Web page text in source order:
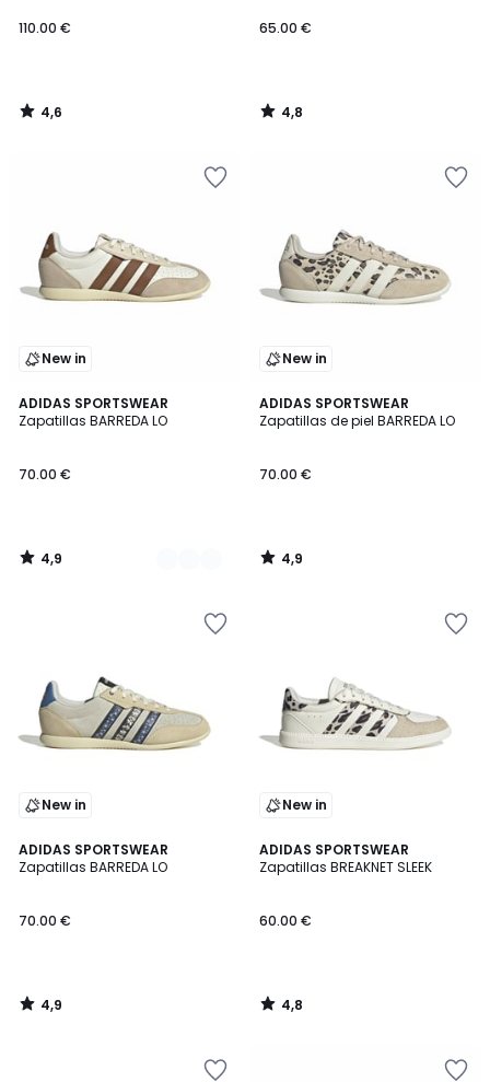
110.00 €
4,6
/
65.00 €
4,8
/
New in
ADIDAS SPORTSWEAR
Zapatillas BARREDA LO
70.00 €
4,9
/ 5
2
Colores
4,9
/
New in
ADIDAS SPORTSWEAR
Zapatillas de piel BARREDA LO
70.00 €
4,9
/ 5
4,9
/
New in
ADIDAS SPORTSWEAR
Zapatillas BARREDA LO
70.00 €
4,9
/ 5
4,9
/
New in
ADIDAS SPORTSWEAR
Zapatillas BREAKNET SLEEK
60.00 €
4,8
/ 5
4,8
/